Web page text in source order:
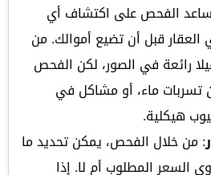
الفحص على اكتشاف أي
قبل أن تضيع أموالك. من
رائعة في الصور، لكن الفحص
ماء، أو مشاكل في
هيكلية.
: من خلال الفحص، يمكن تحديد ما
السعر المطلوب أم لا. إذا